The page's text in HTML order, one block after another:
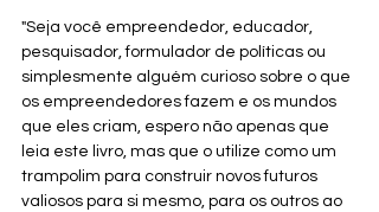
"Seja você empreendedor, educador,
pesquisador, formulador de políticas ou
simplesmente alguém curioso sobre o que
os empreendedores fazem e os mundos
que eles criam, espero não apenas que
leia este livro, mas que o utilize como um
trampolim para construir novos futuros
valiosos para si mesmo, para os outros ao